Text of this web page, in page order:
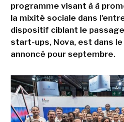
programme visant à à
la mixité sociale dans
dispositif ciblant le
start-ups, Nova, est dans
annoncé pour septembre.